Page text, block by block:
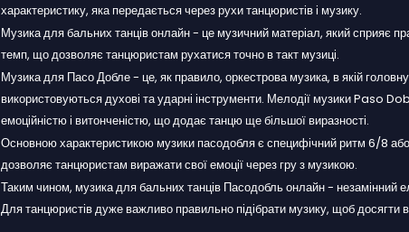
характеристику, яка передається через рухи танцюристів і музику.
Музика для бальних танців онлайн - це музичний матеріал, який сприяє
темп, що дозволяє танцюристам рухатися точно в такт музиці.
Музика для Пасо Добле - це, як правило, оркестрова музика, в якій
використовуються духові та ударні інструменти. Мелодії музики Paso
емоційністю і витонченістю, що додає танцю ще більшої виразності.
Основною характеристикою музики пасодобля є специфічний ритм 6/8
дозволяє танцюристам виражати свої емоції через гру з музикою.
Таким чином, музика для бальних танців Пасодобль онлайн - незамінний
Для танцюристів дуже важливо правильно підібрати музику, щоб досягти